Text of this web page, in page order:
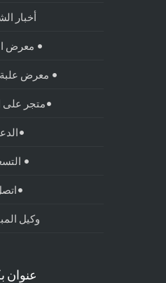
أخبار الشركة
• معرض العملاء
• معرض علبة مخصصة
•متجر على الانترنت
وكيل المبيعات
عنوان بكين